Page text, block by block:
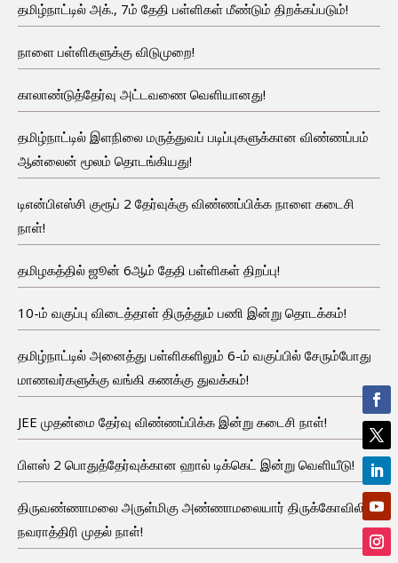
தமிழ்நாட்டில் அக்., 7ம் தேதி பள்ளிகள் மீண்டும் திறக்கப்படும்!
நாளை பள்ளிகளுக்கு விடுமுறை!
காலாண்டுத்தேர்வு அட்டவணை வெளியானது!
தமிழ்நாட்டில் இளநிலை மருத்துவப் படிப்புகளுக்கான விண்ணப்பம்
ஆன்லைன் மூலம் தொடங்கியது!
டிஎன்பிஎஸ்சி குரூப் 2 தேர்வுக்கு விண்ணப்பிக்க நாளை கடைசி
நாள்!
தமிழகத்தில் ஜூன் 6ஆம் தேதி பள்ளிகள் திறப்பு!
10-ம் வகுப்பு விடைத்தாள் திருத்தும் பணி இன்று தொடக்கம்!
தமிழ்நாட்டில் அனைத்து பள்ளிகளிலும் 6-ம் வகுப்பில் சேரும்போது
மாணவர்களுக்கு வங்கி கணக்கு துவக்கம்!
JEE முதன்மை தேர்வு விண்ணப்பிக்க இன்று கடைசி நாள்!
பிளஸ் 2 பொதுத்தேர்வுக்கான ஹால் டிக்கெட் இன்று வெளியீடு!
திருவண்ணாமலை அருள்மிகு அண்ணாமலையார் திருக்கோவிலில்
நவராத்திரி முதல் நாள்!